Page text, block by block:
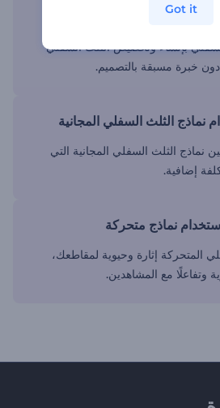
لمقاطع الفيديو
بإنشاء وتخصيص الثلث السفلي
خبرة مسبقة بالتصميم.
نماذج الثلث السفلي المجانية
نماذج الثلث السفلي المجانية التي
إضافية.
نماذج متحركة
المتحركة إثارة وحيوية لمقاطعك،
وتفاعلًا مع المشاهدين.
Got it